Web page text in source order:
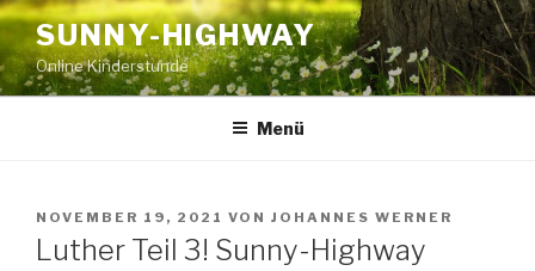
Zum
Inhalt
springen
SUNNY-HIGHWAY
Online Kinderstunde
Menü
VERÖFFENTLICHT
AM
NOVEMBER 19, 2021 VON JOHANNES WERNER
Luther Teil 3! Sunny-Highway